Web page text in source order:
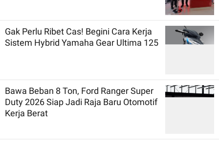
Gak Perlu Ribet Cas! Begini Cara Kerja
Sistem Hybrid Yamaha Gear Ultima 125
Bawa Beban 8 Ton, Ford Ranger Super
Duty 2026 Siap Jadi Raja Baru Otomotif
Kerja Berat